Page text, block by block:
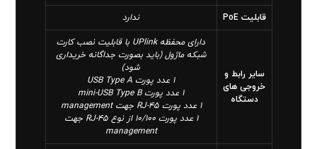
قابلیت PoE ندارد
سایر رابط و
خروجی های
دستگاه
دارای محفظه UPlink با قابلیت نصب کارت
شبکه ماژول (باید بصورت جداگانه خریداری
شود)
1 عدد پورت USB Type A
1 عدد پورت mini-USB Type B
1 عدد پورت RJ-45 جهت management
1 عدد پورت 10/100 از نوع RJ-45 جهت
management